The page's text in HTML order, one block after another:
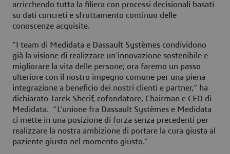
arricchendo tutta la filiera con processi decisionali basati
su dati concreti e sfruttamento continuo delle
conoscenze acquisite.
"I team di Medidata e Dassault Systèmes condividono
già la visione di realizzare un'innovazione sostenibile e
migliorare la vita delle persone; ora faremo un passo
ulteriore con il nostro impegno comune per una piena
integrazione a beneficio dei nostri clienti e partner," ha
dichiarato Tarek Sherif, cofondatore, Chairman e CEO di
Medidata. “L'unione fra Dassault Systèmes e Medidata
ci mette in una posizione di forza senza precedenti per
realizzare la nostra ambizione di portare la cura giusta al
paziente giusto nel momento giusto.”